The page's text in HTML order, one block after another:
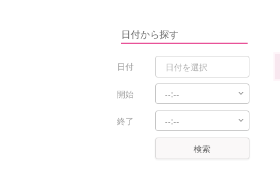
日付から探す
日付
開始
終了
検索